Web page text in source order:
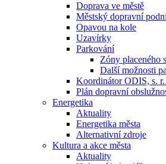
Doprava ve městě
Městský dopravní
Opavou na kole
Uzavírky
Parkování
Zóny placeného
Další možnosti
Koordinátor ODIS, s. r.
Plán dopravní
Energetika
Aktuality
Energetika města
Alternativní zdroje
Kultura a akce města
Aktuality